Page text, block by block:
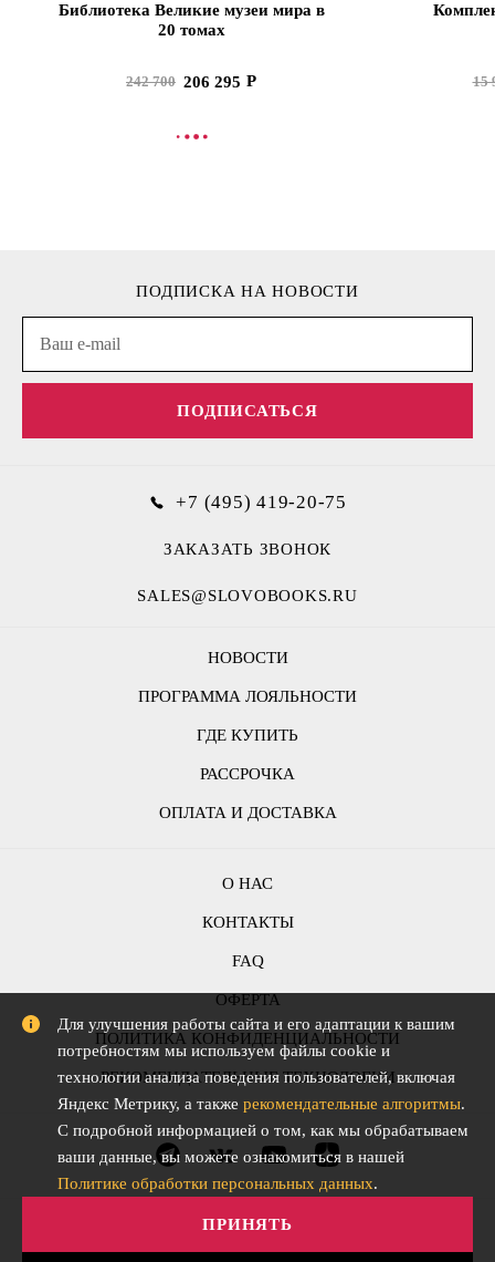
Библиотека Великие музеи мира в
20 томах
242 700 206 295
В КОРЗИНУ
15
НОВОСТИ
ПРОГРАММА ЛОЯЛЬНОСТИ
ГДЕ КУПИТЬ
РАССРОЧКА
ОПЛАТА И ДОСТАВКА
ПОДПИСКА НА НОВОСТИ
ПОДПИСАТЬСЯ
О НАС
КОНТАКТЫ
FAQ
ОФЕРТА
ПОЛИТИКА КОНФИДЕНЦИАЛЬНОСТИ
РЕКОМЕНДАТЕЛЬНЫЕ ТЕХНОЛОГИИ
+7 (495) 419-20-75
ЗАКАЗАТЬ ЗВОНОК
SALES@SLOVOBOOKS.RU
Для улучшения работы сайта и его адаптации к вашим
потребностям мы используем файлы cookie и
технологии анализа поведения пользователей, включая
Яндекс Метрику, а также рекомендательные алгоритмы.
С подробной информацией о том, как мы обрабатываем
ваши данные, вы можете ознакомиться в нашей
Политике обработки персональных данных.
ПРИНЯТЬ